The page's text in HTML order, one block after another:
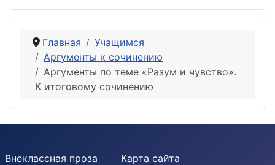
Главная
Учащимся
Аргументы к сочинению
Аргументы по теме «Разум и чувство».
К итоговому сочинению
Внеклассная проза
Карта сайта